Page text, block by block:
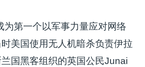
为第一个以军事力量应对网络
美国使用无人机暗杀负责伊拉
国黑客组织的英国公民Junai